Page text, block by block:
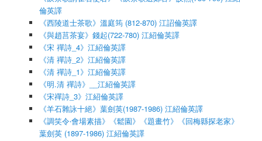
倫英譯
《西陵道士茶歌》溫庭筠 (812-870) 江詔倫英譯
《與趙莒茶宴》錢起(722-780) 江紹倫英譯
《宋 禪詩_4》江紹倫英譯
《清 禪詩_2》江紹倫英譯
《清 禪詩_1》江紹倫英譯
《明.清 禪詩》__江紹倫英譯
《宋禪詩_3》江紹倫英譯
《羊石雜詠十絕》葉劍英(1987-1986) 江紹倫英譯
《調笑令‧會場素描》《鬆園》《題畫竹》《回梅縣探老家》
葉劍英 (1897-1986) 江紹倫英譯